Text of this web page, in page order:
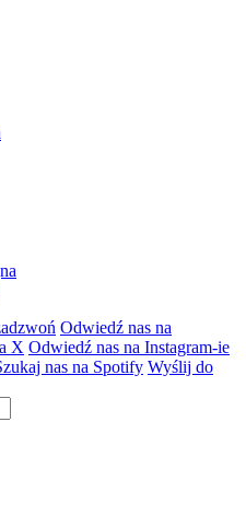
Odwiedź nas na
X Odwiedź nas na Instagram-ie
nas na Spotify Wyślij do